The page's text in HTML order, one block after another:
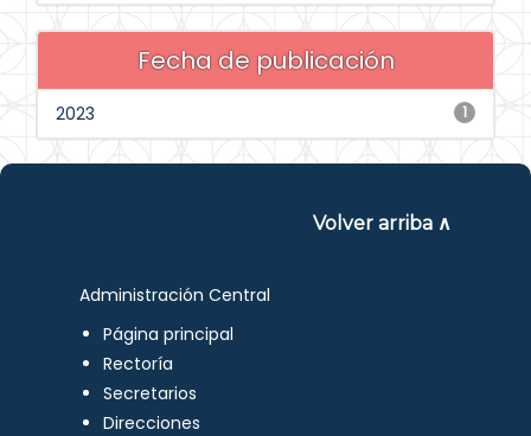
Fecha de publicación
1
2023
Volver arriba ∧
Administración Central
Página principal
Rectoría
Secretarios
Direcciones